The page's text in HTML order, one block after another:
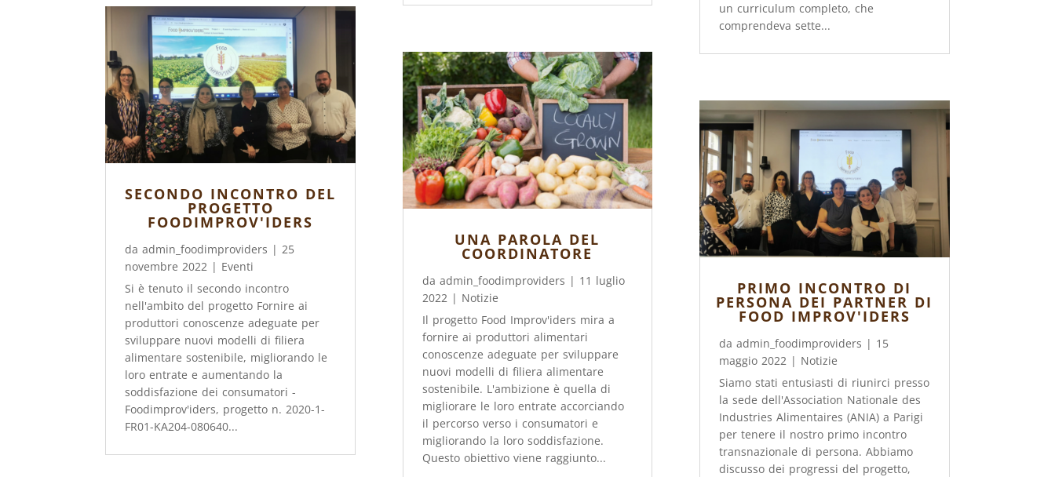
SECONDO INCONTRO DEL
PROGETTO
FOODIMPROV'IDERS
daadmin_foodimproviders | 25
novembre 2022 | Eventi
Si è tenuto il secondo incontro
nell'ambito del progetto Fornire ai
produttori conoscenze adeguate per
sviluppare nuovi modelli di filiera
alimentare sostenibile, migliorando le
loro entrate e aumentando la
soddisfazione dei consumatori -
Foodimprov'iders, progetto n. 2020-1-
FR01-KA204-080640...
UNA PAROLA DEL
COORDINATORE
da admin_foodimproviders | 11 luglio
2022 | Notizie
Il progetto Food Improv'iders mira a
fornire ai produttori alimentari
conoscenze adeguate per sviluppare
nuovi modelli di filiera alimentare
sostenibile. L'ambizione è quella di
migliorare le loro entrate accorciando
il percorso verso i consumatori e
migliorando la loro soddisfazione.
Questo obiettivo viene raggiunto...
un curriculum completo, che
comprendeva sette...
PRIMO INCONTRO DI
PERSONA DEI PARTNER DI
FOOD IMPROV'IDERS
da admin_foodimproviders | 15
maggio 2022 | Notizie
Siamo stati entusiasti di riunirci presso
la sede dell'Association Nationale des
Industries Alimentaires (ANIA) a Parigi
per tenere il nostro primo incontro
transnazionale di persona. Abbiamo
discusso dei progressi del progetto,